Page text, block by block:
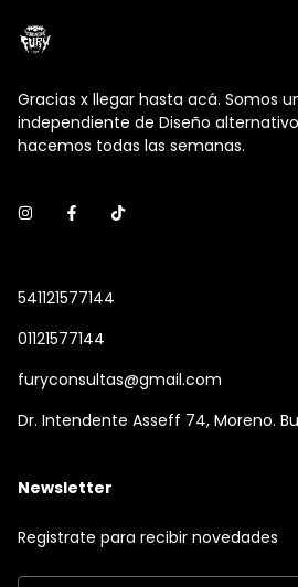
Gracias x llegar hasta acá. Somos
independiente de Diseño
hacemos todas las semanas.
541121577144
01121577144
furyconsultas@gmail.com
Dr. Intendente Asseff 74, Moreno.
Newsletter
Registrate para recibir novedades